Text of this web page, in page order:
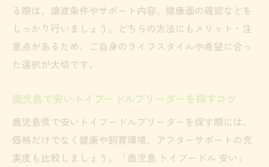
る際は、譲渡条件やサポート内容、健康面の確認などを
しっかり行いましょう。どちらの方法にもメリット・注
意点があるため、ご自身のライフスタイルや希望に合っ
た選択が大切です。
鹿児島で安いトイプードルブリーダーを探すコツ
鹿児島県で安いトイプードルブリーダーを探す際には、
価格だけでなく健康や飼育環境、アフターサポートの充
実度も比較しましょう。「鹿児島 トイプードル 安い」